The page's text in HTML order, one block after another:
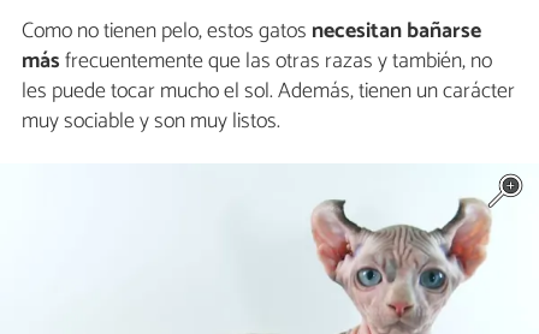
Como no tienen pelo, estos gatos necesitan bañarse
másfrecuentemente que las otras razas y también, no
les puede tocar mucho el sol. Además, tienen un carácter
muy sociable y son muy listos.